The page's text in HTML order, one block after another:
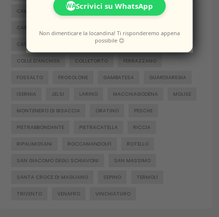
CAMPOMARINO CAPRACOTTA CARPINONE
CASACALENDA
CASTELPETROSO CASTROPIGNANO
COLLE D'ANCHISE COLLETORTO FERRAZZANO
FOSSALTO FROSOLONE GAMBATESA GUARDIAREGIA
ISERNIA JELSI LARINO MACCHIAGODENA MOLISE
MONTENERO DI BISACCIA ORATINO PESCHE
PIETRABBONDANTE PIETRACATELLA RICCIA
RIPALIMOSANI ROCCAMANDOLFI ROTELLO
SAN GIACOMO DEGLI SCHIAVONI SAN MASSIMO
SANTA CROCE DI MAGLIANO SEPINO TERMOLI
TRIVENTO VENAFRO VINCHIATURO
WAScrivici su WhatsApp
Non dimenticare la locandina! Ti risponderemo appena
possibile 😊